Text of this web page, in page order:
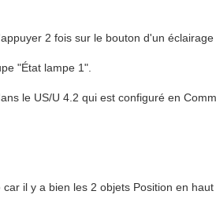
2 fois sur le bouton d'un éclairage
"État lampe 1".
le US/U 4.2 qui est configuré en
il y a bien les 2 objets Position en